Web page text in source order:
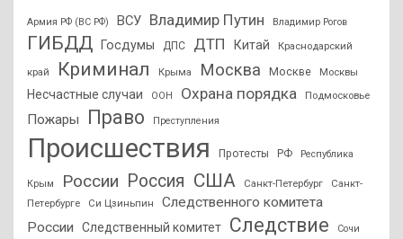
Армия РФ (ВС РФ) ВСУ Владимир Путин Владимир Рогов
ГИБДД Госдумы ДПС ДТП Китай Краснодарский
край Криминал Крыма Москва Москве Москвы
Несчастные случаи ООН Охрана порядка Подмосковье
Пожары Право Преступления
Происшествия Протесты РФ Республика
Крым России Россия США Санкт-Петербург
Санкт-
Петербурге
Си Цзиньпин
Следственного комитета
России
Следственный комитет Следствие Сочи